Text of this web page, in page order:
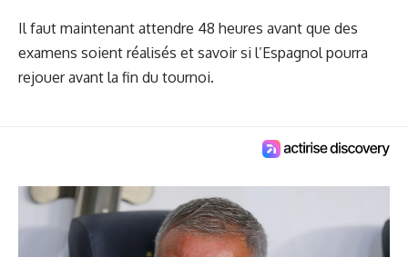
Il faut maintenant attendre 48 heures avant que des
examens soient réalisés et savoir si l’Espagnol pourra
rejouer avant la fin du tournoi.